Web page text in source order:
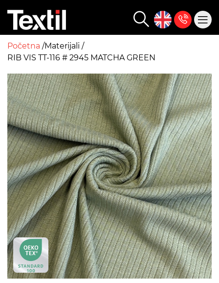
Početna Materijali
RIB VIS TT-116 # 2945 MATCHA GREEN